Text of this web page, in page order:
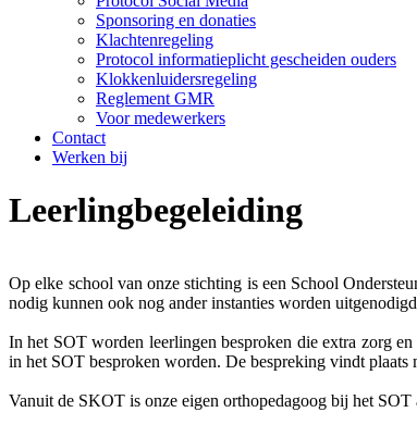
Sponsoring en donaties
Klachtenregeling
Protocol informatieplicht gescheiden ouders
Klokkenluidersregeling
Reglement GMR
Voor medewerkers
Contact
Werken bij
Leerlingbegeleiding
Op elke school van onze stichting is een School
nodig kunnen ook nog ander instanties worden
In het SOT worden leerlingen besproken die extra zorg
in het SOT besproken worden. De bespreking vindt
Vanuit de SKOT is onze eigen orthopedagoog bij het